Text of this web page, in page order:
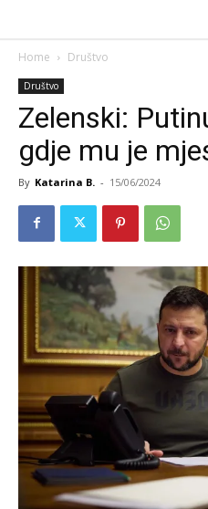
Home Društvo
Društvo
Zelenski:
gdje mu je
By Katarina B. - 15/06/2024